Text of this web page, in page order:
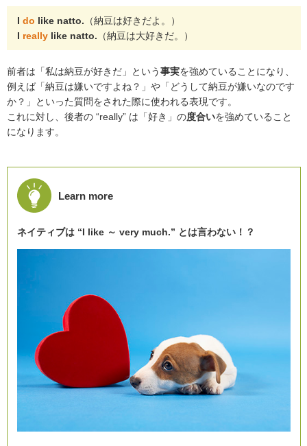
I do like natto. （納豆は好きだよ。）
I reallylike natto. （納豆は大好きだ。）
前者は「私は納豆が好きだ」という事実を強めていることになり、
例えば「納豆は嫌いですよね？」や「どうして納豆が嫌いなのです
か？」といった質問をされた際に使われる表現です。
これに対し、後者の “really” は「好き」の度合いを強めていること
になります。
Learn more
ネイティブは “I like ～ very much.” とは言わない！？